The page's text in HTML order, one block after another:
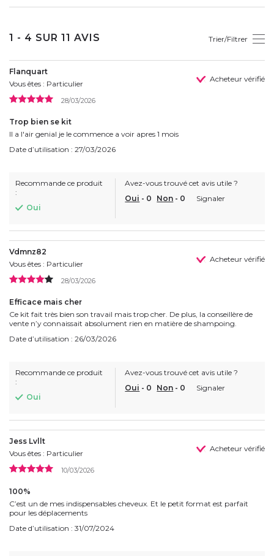
1 - 4 SUR 11 AVIS Trier/Filtrer
Flanquart
Vous êtes : Particulier
Acheteur vérifié
28/03/2026
Trop bien se kit
Il a l'air genial je le commence a voir apres 1 mois
Date d’utilisation : 27/03/2026
Recommande ce produit
:
Oui
Avez-vous trouvé cet avis utile ?
Oui - 0 Non - 0 Signaler
Vdmnz82
Vous êtes : Particulier
Acheteur vérifié
28/03/2026
Efficace mais cher
Ce kit fait très bien son travail mais trop cher. De plus, la conseillère de
vente n’y connaissait absolument rien en matière de shampoing.
Date d’utilisation : 26/03/2026
Recommande ce produit
:
Oui
Avez-vous trouvé cet avis utile ?
Oui - 0 Non - 0 Signaler
Jess Lvllt
Vous êtes : Particulier
Acheteur vérifié
10/03/2026
100%
C’est un de mes indispensables cheveux. Et le petit format est parfait
pour les déplacements
Date d’utilisation : 31/07/2024